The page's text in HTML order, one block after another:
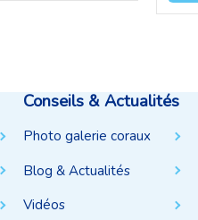
Conseils & Actualités
Photo galerie coraux
Blog & Actualités
Vidéos